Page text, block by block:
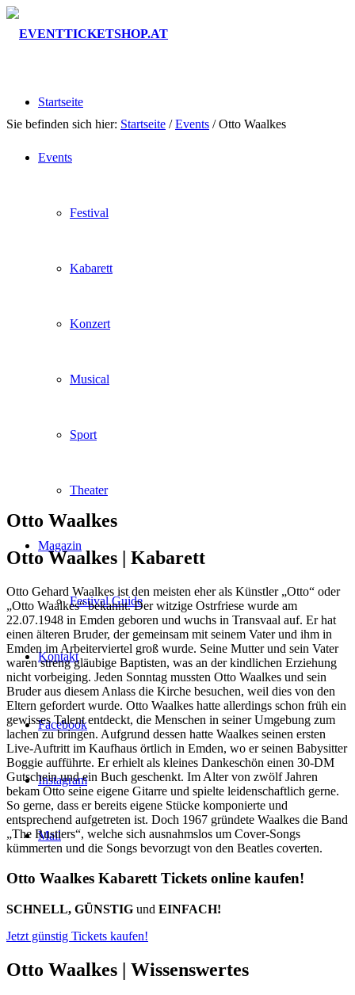
Startseite
Events
Festival
Kabarett
Konzert
Musical
Sport
Theater
Magazin
Festival Guide
Kontakt
Facebook
Instagram
Mail
Sie befinden sich hier: Startseite / Events / Otto Waalkes
Otto Waalkes
Otto Waalkes | Kabarett
Otto Gehard Waalkes ist den meisten eher als Künstler „Otto“ oder
„Otto Waalkes“ bekannt. Der witzige Ostrfriese wurde am
22.07.1948 in Emden geboren und wuchs in Transvaal auf. Er hat
einen älteren Bruder, der gemeinsam mit seinem Vater und ihm in
Emden im Arbeiterviertel groß wurde. Seine Mutter und sein Vater
waren streng gläubige Baptisten, was an der kindlichen Erziehung
nicht vorbeiging. Jeden Sonntag mussten Otto Waalkes und sein
Bruder aus diesem Anlass die Kirche besuchen, weil dies von den
Eltern gefordert wurde. Otto Waalkes hatte allerdings schon früh ein
gewisses Talent entdeckt, die Menschen in seiner Umgebung zum
lachen zu bringen. Aufgrund dessen hatte Waalkes seinen ersten
Live-Auftritt im Kaufhaus örtlich in Emden, wo er seinen Babysitter
Boggie aufführte. Er erhielt als kleines Dankeschön einen 30-DM
Gutschein und ein Buch geschenkt. Im Alter von zwölf Jahren
bekam Otto seine eigene Gitarre und spielte leidenschaftlich gerne.
So gerne, dass er bereits eigene Stücke komponierte und
entsprechend aufgetreten ist. Doch 1967 gründete Waalkes die Band
„The Rustiers“, welche sich ausnahmslos um Cover-Songs
kümmerten und die Songs bevorzugt von den Beatles coverten.
Otto Waalkes Kabarett Tickets online kaufen!
SCHNELL, GÜNSTIG und EINFACH!
Jetzt günstig Tickets kaufen!
Otto Waalkes | Wissenswertes